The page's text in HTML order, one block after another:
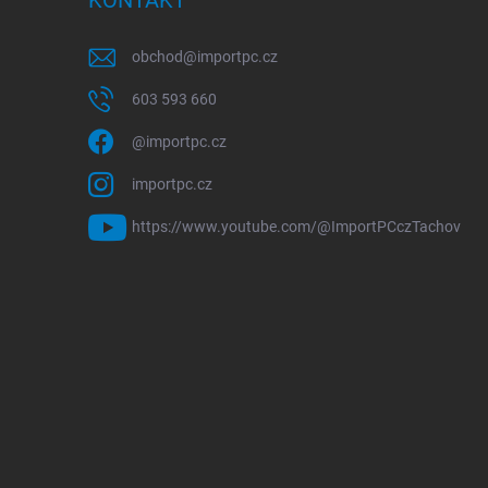
obchod@importpc.cz
603 593 660
@importpc.cz
importpc.cz
https://www.youtube.com/@ImportPCczTachov